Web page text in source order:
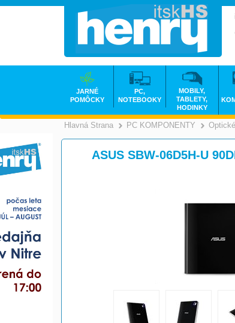
Hlavná Strana >
PC KOMPONENTY
ASUS SBW-06D5H-U
JARNÉ
POMÔCKY
PC,
NOTEBOOKY
MOBILY,
TABLETY,
HODINKY